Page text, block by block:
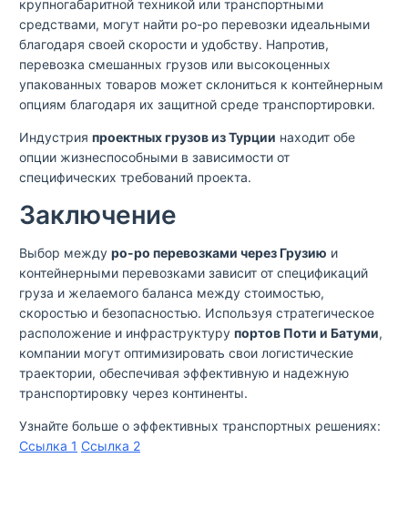
крупногабаритной техникой или транспортными
средствами, могут найти ро-ро перевозки идеальными
благодаря своей скорости и удобству. Напротив,
перевозка смешанных грузов или высокоценных
упакованных товаров может склониться к контейнерным
опциям благодаря их защитной среде транспортировки.
Индустрия проектных грузов из Турции находит обе
опции жизнеспособными в зависимости от
специфических требований проекта.
Заключение
Выбор между ро-ро перевозками через Грузию и
контейнерными перевозками зависит от спецификаций
груза и желаемого баланса между стоимостью,
скоростью и безопасностью. Используя стратегическое
расположение и инфраструктуру портов Поти и Батуми,
компании могут оптимизировать свои логистические
траектории, обеспечивая эффективную и надежную
транспортировку через континенты.
Узнайте больше о эффективных транспортных решениях:
Ссылка 1 Ссылка 2